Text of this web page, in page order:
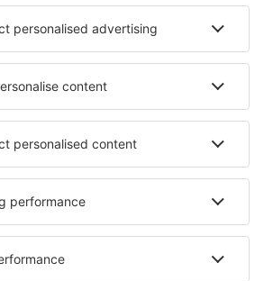
- orașe
Hoteluri în Madara
Hoteluri în Barmen
Hoteluri în La Carolina
- regiuni